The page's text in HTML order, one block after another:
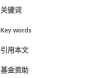
关键词
Key words
引用本文
基金资助